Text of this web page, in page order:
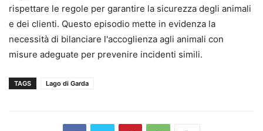
rispettare le regole per garantire la sicurezza degli animali
e dei clienti. Questo episodio mette in evidenza la
necessità di bilanciare l'accoglienza agli animali con
misure adeguate per prevenire incidenti simili.
TAGS Lago di Garda